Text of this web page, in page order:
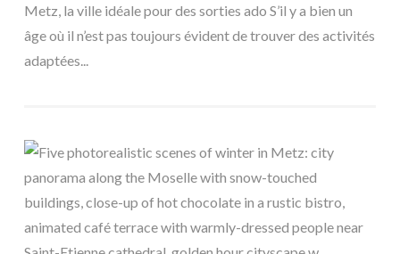
Metz, la ville idéale pour des sorties ado S’il y a bien un
âge où il n’est pas toujours évident de trouver des activités
adaptées...